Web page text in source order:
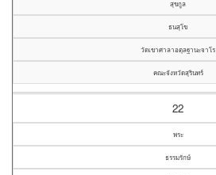
สุขกูล
ธนสุโข
วัดเขาศาลาอตุลฐานะจาโร
คณะจังหวัดสุรินทร์
22
พระ
ธรรมรักษ์